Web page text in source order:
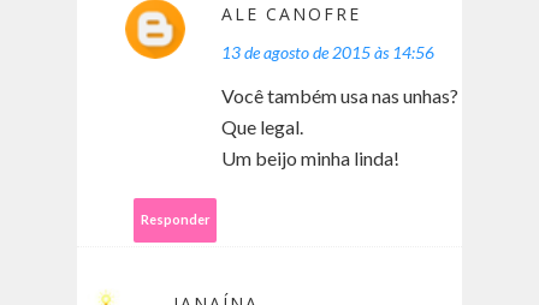
ALE CANOFRE
13 de agosto de 2015 às 14:56
Você também usa nas unhas?
Que legal.
Um beijo minha linda!
Responder